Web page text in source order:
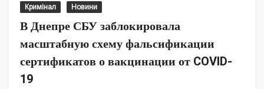
Кримінал Новини
В Днепре СБУ заблокировала
масштабную схему фальсификации
сертификатов о вакцинации от COVID-
19